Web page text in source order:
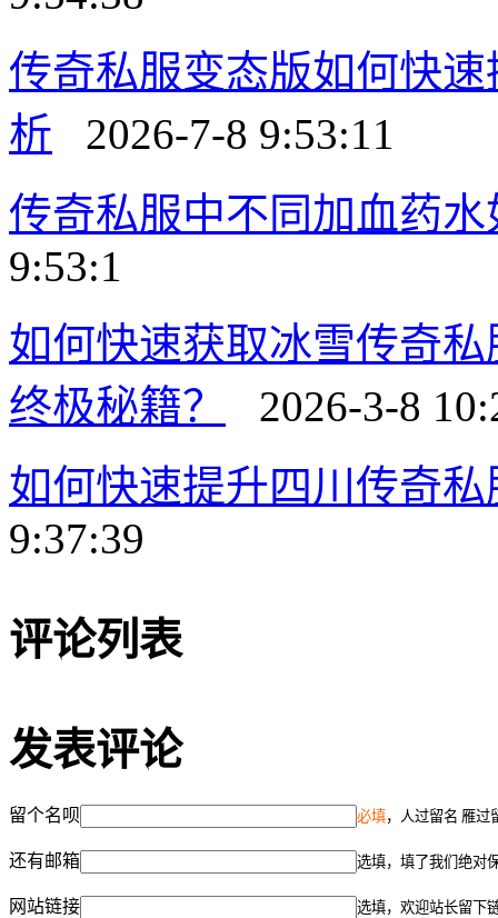
传奇私服变态版如何快
析 2026-7-8 9:53:11
传奇私服中不同加血药
9:53:1
如何快速获取冰雪传奇
终极秘籍？
2026-3-8
如何快速提升四川传奇
9:37:39
评论列表
发表评论
留个名呗 必填，人过留名 雁过
还有邮箱 选填，填了我们绝对
网站链接 选填，欢迎站长留下